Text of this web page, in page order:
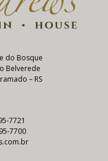
do Bosque
Belverede
– RS
7721
7700